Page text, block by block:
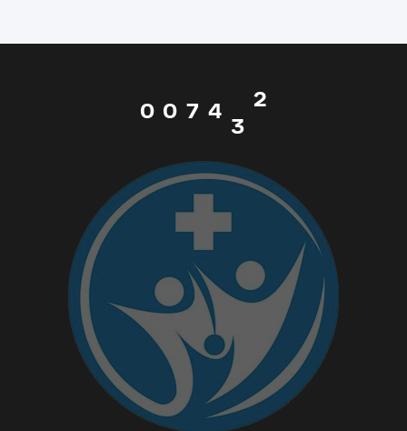
0
1
4
0
1
2
3
5
7
8
9
_
+
4
5
6
7
8
9
3
4
5
6
7
8
1
3
5
6
7